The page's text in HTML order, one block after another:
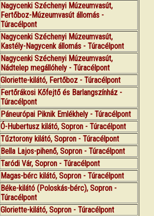
Nagycenki Széchenyi Múzeumvasút,
Fertőboz-Múzeumvasút állomás -
Túracélpont
Nagycenki Széchenyi Múzeumvasút,
Kastély-Nagycenk állomás - Túracélpont
Nagycenki Széchenyi Múzeumvasút,
Nádtelep megállóhely - Túracélpont
Gloriette-kilátó, Fertőboz - Túracélpont
Fertőrákosi Kőfejtő és Barlangszínház -
Túracélpont
Páneurópai Piknik Emlékhely - Túracélpont
Ó-Hubertusz kilátó, Sopron - Túracélpont
Tűztorony kilátó, Sopron - Túracélpont
Bella Lajos-pihenő, Sopron - Túracélpont
Taródi Vár, Sopron - Túracélpont
Magas-bérc kilátó, Sopron - Túracélpont
Béke-kilátó (Poloskás-bérc), Sopron -
Túracélpont
Gloriette-kilátó, Sopron - Túracélpont